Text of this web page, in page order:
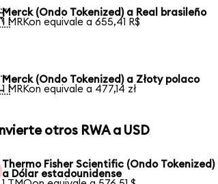
Merck (Ondo Tokenized) a Real brasileño
1 MRKon equivale a 655,41 R$
Merck (Ondo Tokenized) a Złoty polaco
1 MRKon equivale a 477,14 zł
otros RWA a USD
Thermo Fisher Scientific (Ondo Tokenized)
a Dólar estadounidense